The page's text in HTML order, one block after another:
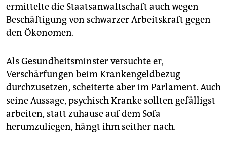
ermittelte die Staatsanwaltschaft auch wegen
Beschäftigung von schwarzer Arbeitskraft gegen
den Ökonomen.
Als Gesundheitsminster versuchte er,
Verschärfungen beim Krankengeldbezug
durchzusetzen, scheiterte aber im Parlament. Auch
seine Aussage, psychisch Kranke sollten gefälligst
arbeiten, statt zuhause auf dem Sofa
herumzuliegen, hängt ihm seither nach.